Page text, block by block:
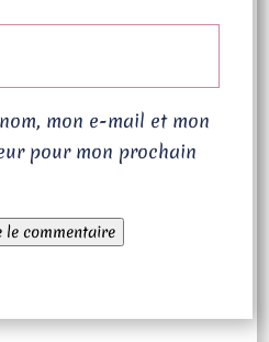
mon e-mail et mon
pour mon prochain
le commentaire